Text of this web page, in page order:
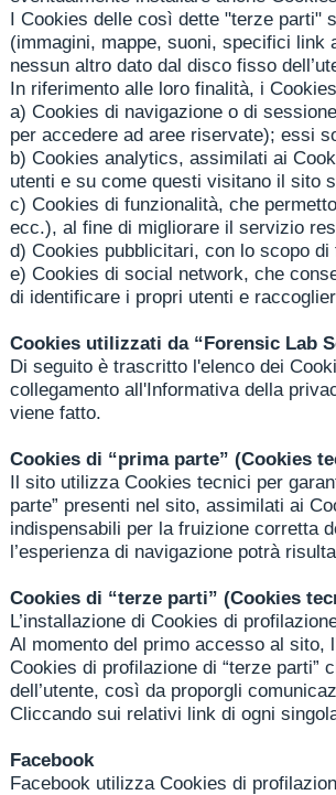
I Cookies delle così dette "terze parti"
(immagini, mappe, suoni, specifici link
nessun altro dato dal disco fisso
In riferimento alle loro finalità, i
a) Cookies di navigazione o di
per accedere ad aree riservate); essi
b) Cookies analytics, assimilati ai
utenti e su come questi visitano il sito
c) Cookies di funzionalità, che
ecc.), al fine di migliorare il servizio
d) Cookies pubblicitari, con lo scopo
e) Cookies di social network, che
di identificare i propri utenti e
Cookies utilizzati da “Forensic Lab
Di seguito è trascritto l'elenco dei
collegamento all'Informativa della
viene fatto.
Cookies di “prima parte” (Cookies
Il sito utilizza Cookies tecnici per
parte” presenti nel sito, assimilati ai
indispensabili per la fruizione corretta
l’esperienza di navigazione potrà
Cookies di “terze parti” (Cookies
L’installazione di Cookies di
Al momento del primo accesso al sito,
Cookies di profilazione di “terze parti”
dell’utente, così da proporgli
Cliccando sui relativi link di ogni
Facebook
Facebook utilizza Cookies di